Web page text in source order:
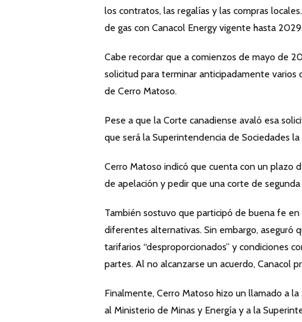
los contratos, las regalías y las compras
de gas con Canacol Energy vigente hasta
Cabe recordar que a comienzos de mayo de
solicitud para terminar anticipadamente
de Cerro Matoso.
Pese a que la Corte canadiense avaló esa
que será la Superintendencia de Sociedades
Cerro Matoso indicó que cuenta con un plazo
de apelación y pedir que una corte de
También sostuvo que participó de buena fe
diferentes alternativas. Sin embargo, aseguró
tarifarios “desproporcionados” y condiciones
partes. Al no alcanzarse un acuerdo, Canacol
Finalmente, Cerro Matoso hizo un llamado a
al Ministerio de Minas y Energía y a la